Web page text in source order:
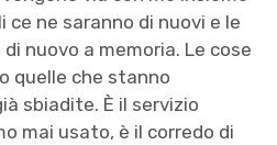
ce ne saranno di nuovi e le
nuovo a memoria. Le cose
quelle che stanno
sbiadite. È il servizio
mai usato, è il corredo di